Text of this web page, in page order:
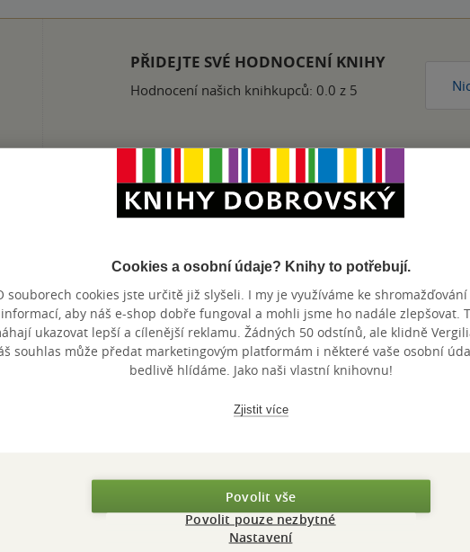
hvězdiček
PŘIDEJTE SVÉ HODNOCENÍ KNIHY
Hodnocení našich knihkupců: 0.0 z 5
Zobrazeno 20 z 20
výhody
KDčko
Více o nás
Cookies a osobní údaje? Knihy to potřebují.
souborech cookies jste určitě již slyšeli. I my je využíváme ke shromažďování
informací, aby náš e-shop dobře fungoval a mohli jsme ho nadále zlepšovat.
ukazovat lepší a cílenější reklamu. Žádných 50 odstínů, ale klidně
souhlas může předat marketingovým platformám i některé vaše osobní
bedlivě hlídáme. Jako naši vlastní knihovnu!
Zjistit více
Povolit vše
Povolit pouze nezbytné
Nastavení